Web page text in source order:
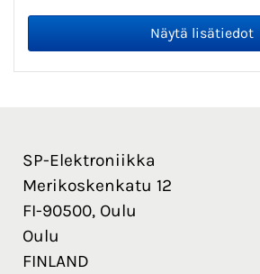
SP-Elektroniikka
Merikoskenkatu 12
FI-90500, Oulu
Oulu
FINLAND